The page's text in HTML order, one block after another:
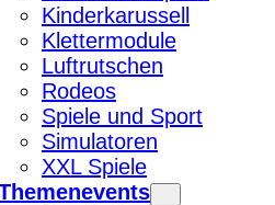
Kinderkarussell
Klettermodule
Luftrutschen
Rodeos
Spiele und Sport
Simulatoren
XXL Spiele